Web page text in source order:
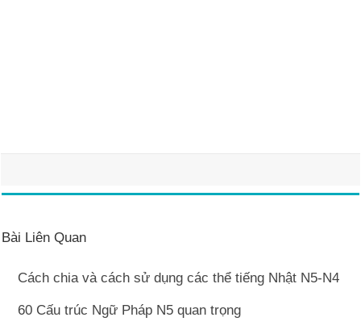
Bài Liên Quan
Cách chia và cách sử dụng các thể tiếng Nhật N5-N4
60 Cấu trúc Ngữ Pháp N5 quan trọng